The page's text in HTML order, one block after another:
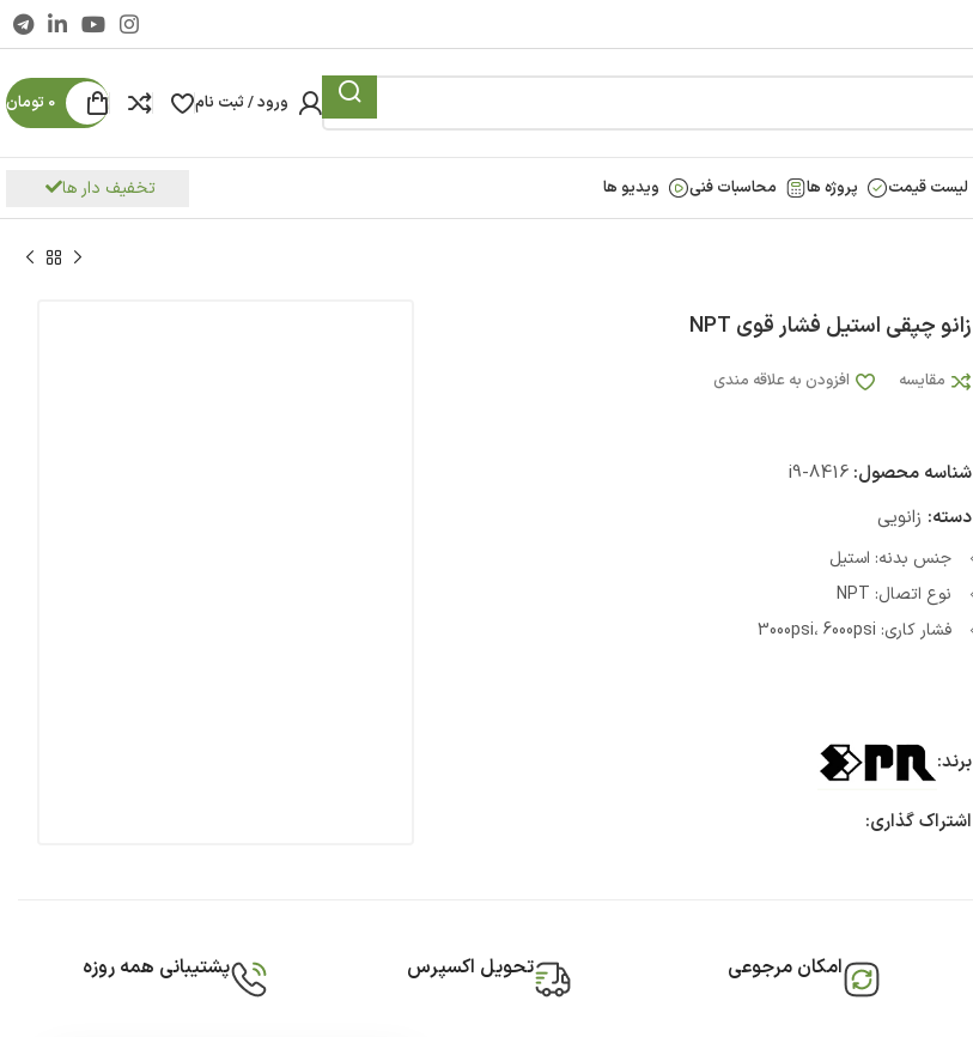
ورود / ثبت نام 0 تومان
لیست قیمت پروژه ها محاسبات فنی ویدیو ها تخفیف دار ها
‏زانو چپقی استیل فشار قوی NPT‏
مقایسه افزودن به علاقه مندی
شناسه محصول:i9-8416
دسته: زانویی
جنس بدنه: استیل
نوع اتصال: NPT
فشار کاری: 3000psi، 6000psi
برند:
اشتراک گذاری:
امکان مرجوعی تحویل اکسپرس پشتیبانی همه روزه